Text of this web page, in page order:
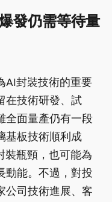
發仍需等待量
AI封裝技術的重要
在技術研發、試
全面量產仍有一段
基板技術順利成
裝瓶頸，也可能為
動能。不過，對投
公司技術進展、客